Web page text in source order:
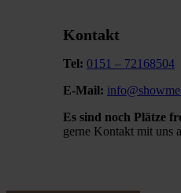
Kontakt
Tel: 0151 – 72168504
E-Mail:
Es sind noch Plätze
gerne Kontakt mit uns